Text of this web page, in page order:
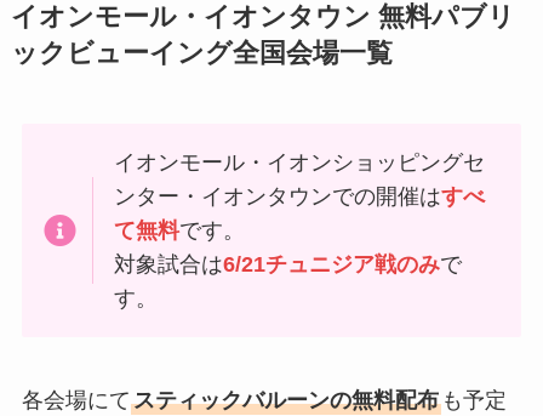
イオンモール・イオンタウン 無料パブリ
ックビューイング全国会場一覧
イオンモール・イオンショッピングセ
ンター・イオンタウンでの開催はすべ
て無料です。
対象試合は6/21チュニジア戦のみで
す。
各会場にてスティックバルーンの無料配布も予定